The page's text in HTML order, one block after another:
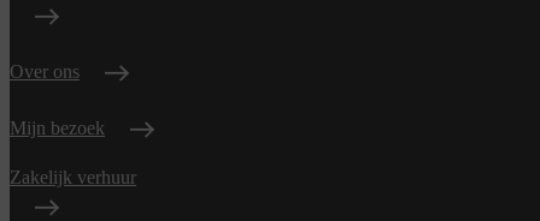
Over ons
Mijn bezoek
Zakelijk verhuur